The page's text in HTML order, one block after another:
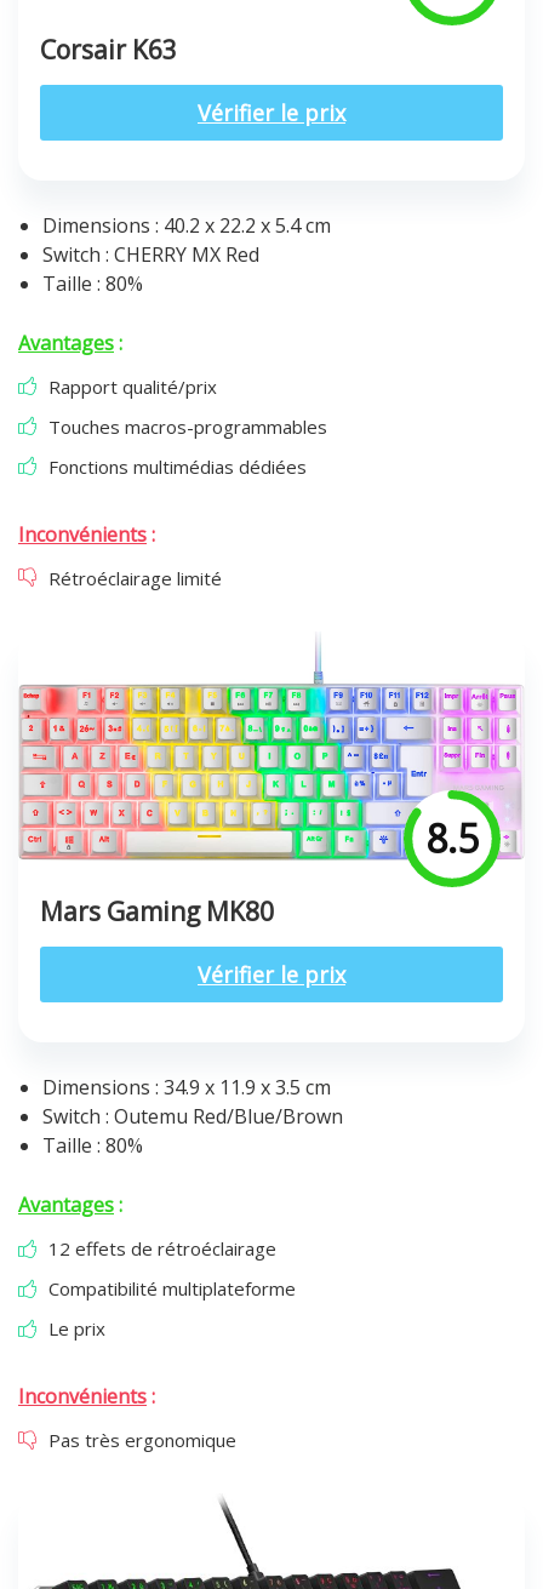
Corsair K63
Vérifier le prix
Dimensions : 40.2 x 22.2 x 5.4 cm
Switch : CHERRY MX Red
Taille : 80%
Avantages:
Rapport qualité/prix
Touches macros-programmables
Fonctions multimédias dédiées
Inconvénients:
Rétroéclairage limité
8.5
Mars Gaming MK80
Vérifier le prix
Dimensions : 34.9 x 11.9 x 3.5 cm
Switch : Outemu Red/Blue/Brown
Taille : 80%
Avantages:
12 effets de rétroéclairage
Compatibilité multiplateforme
Le prix
Inconvénients:
Pas très ergonomique